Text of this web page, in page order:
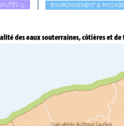
ENVIRONNEMENT & PAYSAGE